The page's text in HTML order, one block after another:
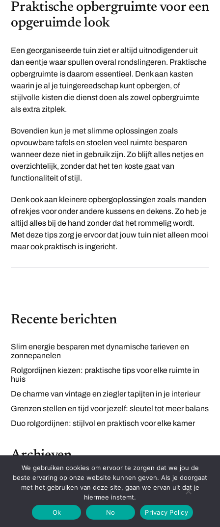
Praktische opbergruimte voor een
opgeruimde look
Een georganiseerde tuin ziet er altijd uitnodigender uit
dan eentje waar spullen overal rondslingeren. Praktische
opbergruimte is daarom essentieel. Denk aan kasten
waarin je al je tuingereedschap kunt opbergen, of
stijlvolle kisten die dienst doen als zowel opbergruimte
als extra zitplek.
Bovendien kun je met slimme oplossingen zoals
opvouwbare tafels en stoelen veel ruimte besparen
wanneer deze niet in gebruik zijn. Zo blijft alles netjes en
overzichtelijk, zonder dat het ten koste gaat van
functionaliteit of stijl.
Denk ook aan kleinere opbergoplossingen zoals manden
of rekjes voor onder andere kussens en dekens. Zo heb je
altijd alles bij de hand zonder dat het rommelig wordt.
Met deze tips zorg je ervoor dat jouw tuin niet alleen mooi
maar ook praktisch is ingericht.
Recente berichten
Slim energie besparen met dynamische tarieven en
zonnepanelen
Rolgordijnen kiezen: praktische tips voor elke ruimte in
huis
De charme van vintage en ziegler tapijten in je interieur
Grenzen stellen en tijd voor jezelf: sleutel tot meer balans
Duo rolgordijnen: stijlvol en praktisch voor elke kamer
Archieven
April 2026
November 2025
We gebruiken cookies om ervoor te zorgen dat we jou de
beste ervaring op onze website kunnen geven. Als je doorgaat
met het gebruiken van deze site, gaan we ervan uit dat je
hiermee instemt.
Ok
No Privacy Policy